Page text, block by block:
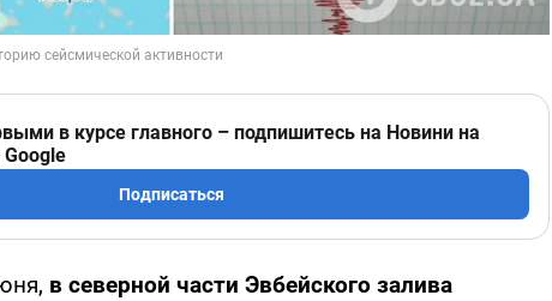
в курсе главного – подпишитесь на Новини на
Google
Подписаться
в северной части Эвбейского залива